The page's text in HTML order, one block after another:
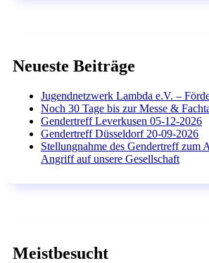
Neueste Beiträge
Jugendnetzwerk Lambda e.V. –
Noch 30 Tage bis zur Messe &
Gendertreff Leverkusen 05-12-2026
Gendertreff Düsseldorf 20-09-2026
Stellungnahme des Gendertreff zum
Angriff auf unsere Gesellschaft
Meistbesucht